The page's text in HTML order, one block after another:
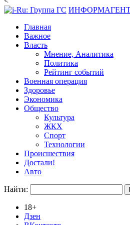
Главная
Важное
Власть
Мнение, Аналитика
Политика
Рейтинг событий
Военная операция
Здоровье
Экономика
Общество
Культура
ЖКХ
Спорт
Технологии
Происшествия
Достали!
Авто
Найти:
18+
Дзен